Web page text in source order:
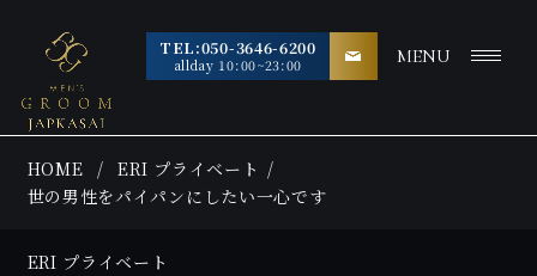
TEL:050-3646-6200
allday 10:00~23:00 MENU
HOME
ERI プライベート
世の男性をパイパンにしたい一心です
ERI プライベート